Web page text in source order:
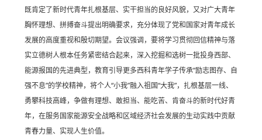
既肯定了新时代青年扎根基层、实干担当的良好风貌，又对广大青年
胸怀理想、拼搏奋斗提出明确要求，充分体现了党和国家对青年成长
发展的高度重视和殷切期望。会议强调，要将学习贯彻回信精神与落
实立德树人根本任务紧密结合起来，深入挖掘和选树一批投身西部、
能源报国的先进典型，教育引导更多西科青年学子传承“励志图存、自
强不息”的学校精神，将个人“小我”融入祖国“大我”，扎根基层一线、
勇攀科技高峰，争做有理想、敢担当、能吃苦、肯奋斗的新时代好青
年，在服务国家能源安全战略和区域经济社会发展的生动实践中贡献
青春力量、实现人生价值。